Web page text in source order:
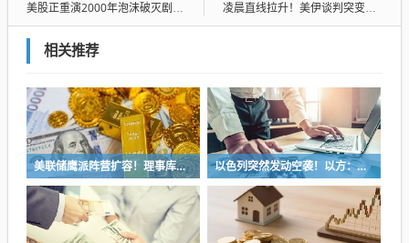
美股正重演2000年泡沫破灭剧本？“大空头”再发警告：纳指100将迎重大逆转！ 凌晨直线拉升！美伊谈判突变！特朗普最新发声
相关推荐
美联储鹰派阵营扩容！理事库克称已准备支持加息 以色列突然发动空袭！以方：被迫采取武力行动！内塔尼亚胡“叫板”特朗普